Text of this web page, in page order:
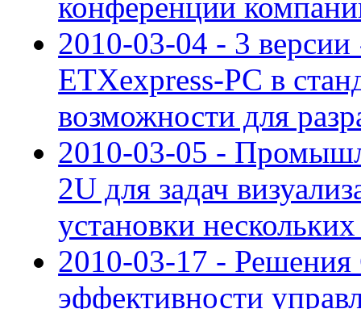
конференции
2010-03-04 - 3
ETXexpress-PC в
возможности для
2010-03-05 -
2U для задач
установки
2010-03-17 -
эффективности